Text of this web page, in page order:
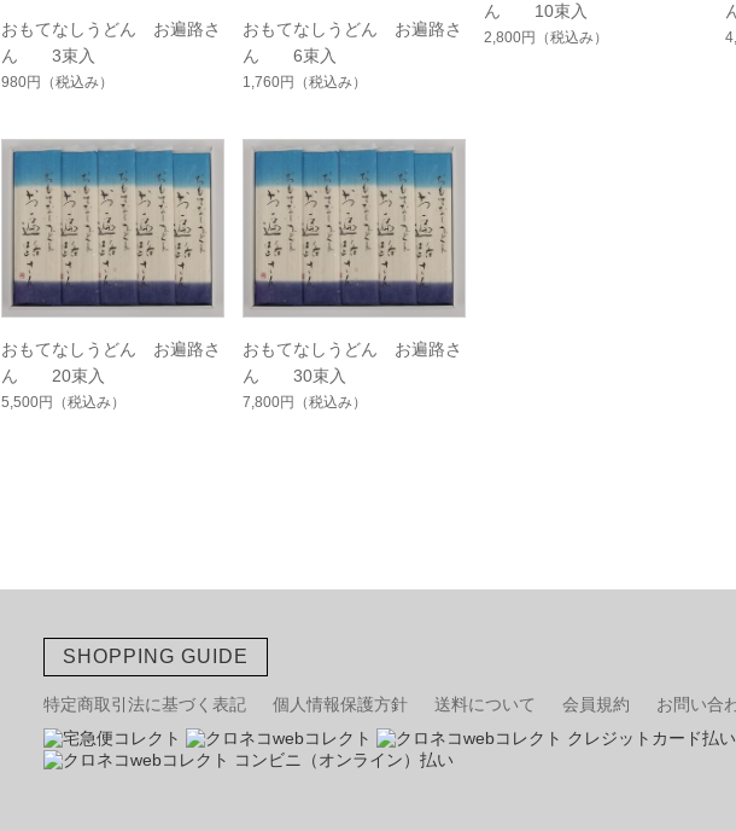
おもてなしうどん お遍路さ
ん 3束入
980円 （税込み）
おもてなしうどん お遍路さ
ん 6束入
1,760円 （税込み）
ん 10束入
2,800円 （税込み）
おもてなしうどん お遍路さ
ん 20束入
5,500円 （税込み）
おもてなしうどん お遍路さ
ん 30束入
7,800円 （税込み）
SHOPPING GUIDE
特定商取引法に基づく表記 個人情報保護方針 送料について 会員規約 お問い合